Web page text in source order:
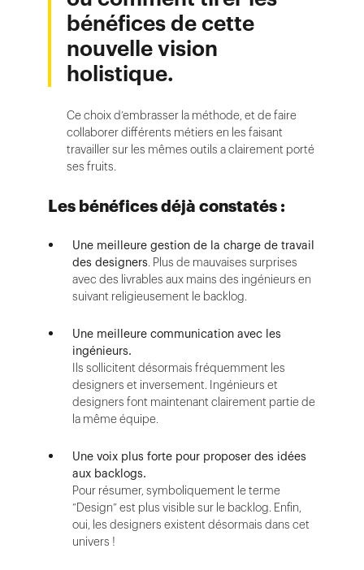
bénéfices de cette
nouvelle vision
holistique.
Ce choix d’embrasser la méthode, et de faire
collaborer différents métiers en les faisant
travailler sur les mêmes outils a clairement porté
ses fruits.
Les bénéfices déjà constatés :
Une meilleure gestion de la charge de travail
des designers. Plus de mauvaises surprises
avec des livrables aux mains des ingénieurs en
suivant religieusement le backlog.
Une meilleure communication avec les
ingénieurs.
Ils sollicitent désormais fréquemment les
designers et inversement. Ingénieurs et
designers font maintenant clairement partie de
la même équipe.
Une voix plus forte pour proposer des idées
aux backlogs.
Pour résumer, symboliquement le terme
“Design” est plus visible sur le backlog. Enfin,
oui, les designers existent désormais dans cet
univers !